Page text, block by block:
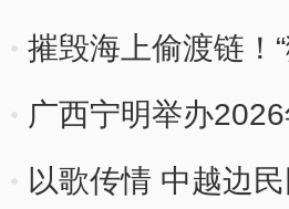
摧毁海上偷渡链！
广西宁明举办
以歌传情 中越边民